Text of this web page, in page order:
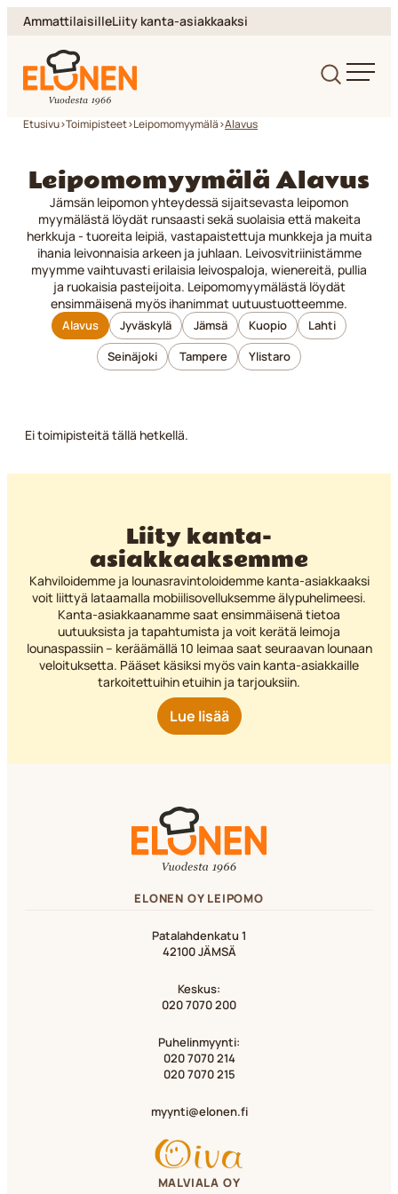
Siirry
sisältöön
AmmattilaisilleLiity kanta-asiakkaaksi
Elonen
Etusivu>Toimipisteet>Leipomomyymälä>Alavus
Leipomomyymälä Alavus
Jämsän leipomon yhteydessä sijaitsevasta leipomon
myymälästä löydät runsaasti sekä suolaisia että makeita
herkkuja - tuoreita leipiä, vastapaistettuja munkkeja ja muita
ihania leivonnaisia arkeen ja juhlaan. Leivosvitriinistämme
myymme vaihtuvasti erilaisia leivospaloja, wienereitä, pullia
ja ruokaisia pasteijoita. Leipomomyymälästä löydät
ensimmäisenä myös ihanimmat uutuustuotteemme.
Alavus Jyväskylä Jämsä Kuopio
Lahti
Seinäjoki
Tampere Ylistaro
Ei toimipisteitä tällä hetkellä.
Liity kanta-
asiakkaaksemme
Kahviloidemme ja lounasravintoloidemme kanta-asiakkaaksi
voit liittyä lataamalla mobiilisovelluksemme älypuhelimeesi.
Kanta-asiakkaanamme saat ensimmäisenä tietoa
uutuuksista ja tapahtumista ja voit kerätä leimoja
lounaspassiin – keräämällä 10 leimaa saat seuraavan lounaan
veloituksetta. Pääset käsiksi myös vain kanta-asiakkaille
tarkoitettuihin etuihin ja tarjouksiin.
Lue lisää
ELONEN OY LEIPOMO
Patalahdenkatu 1
42100 JÄMSÄ
Keskus:
020 7070 200
Puhelinmyynti:
020 7070 214
020 7070 215
myynti@elonen.fi
MALVIALA OY